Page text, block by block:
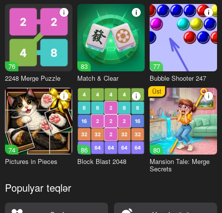
76
2248 Merge Puzzle
83
Match & Clear
77
Bubble Shooter 247
74
Pictures in Pieces
86
Block Blast 2048
80
Üst
Mansion Tale: Merge
Secrets
Populyar teqlər